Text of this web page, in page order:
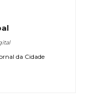
da Cidade